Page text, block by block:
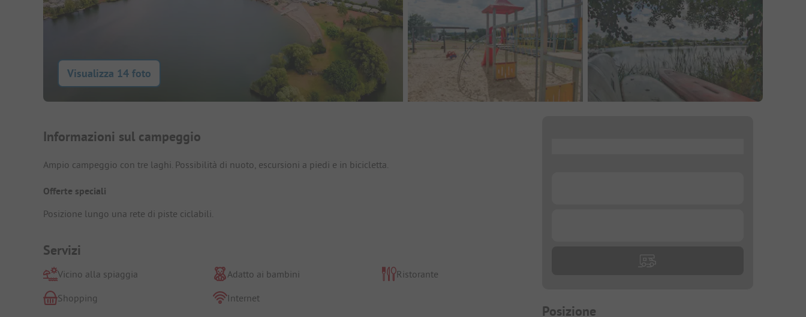
Visualizza 14 foto
Presentazione del campeggio
Informazioni sul campeggio
Ampio campeggio con tre laghi. Possibilità di nuoto, escursioni a piedi e in bicicletta.
Offerte speciali
Posizione lungo una rete di piste ciclabili.
Servizi
Vicino alla spiaggia Adatto ai bambini
Ristorante
Shopping
Internet
Posizione